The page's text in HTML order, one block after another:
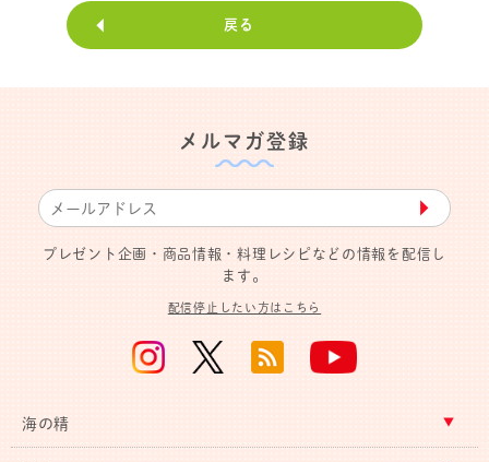
戻る
メルマガ登録
▶︎
プレゼント企画・商品情報・料理レシピなどの情報を配信し
ます。
配信停止したい方はこちら
海の精